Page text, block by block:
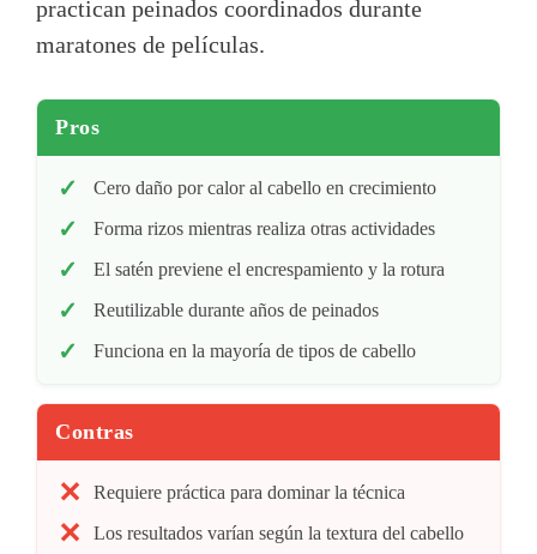
practican peinados coordinados durante
maratones de películas.
Pros
Cero daño por calor al cabello en crecimiento
Forma rizos mientras realiza otras actividades
El satén previene el encrespamiento y la rotura
Reutilizable durante años de peinados
Funciona en la mayoría de tipos de cabello
Contras
Requiere práctica para dominar la técnica
Los resultados varían según la textura del cabello